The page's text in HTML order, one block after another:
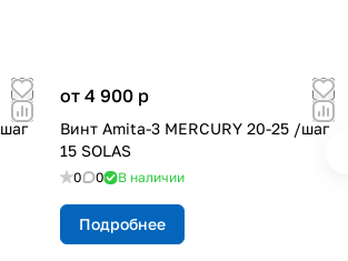
от 4 900 p
Винт Amita-3 MERCURY 20-25 /шаг
15 SOLAS
0 0 В наличии
Подробнее